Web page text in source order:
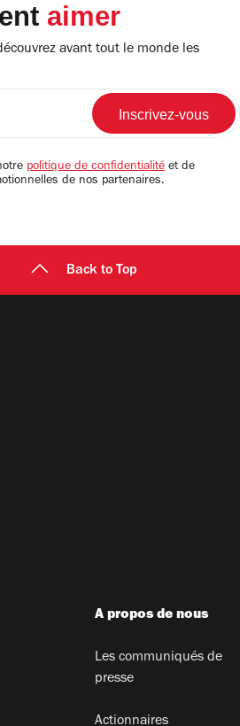
aimer
avant tout le monde les
politique de confidentialité et de
de nos partenaires.
Back to Top
A propos de nous
Les communiqués de
presse
Actionnaires